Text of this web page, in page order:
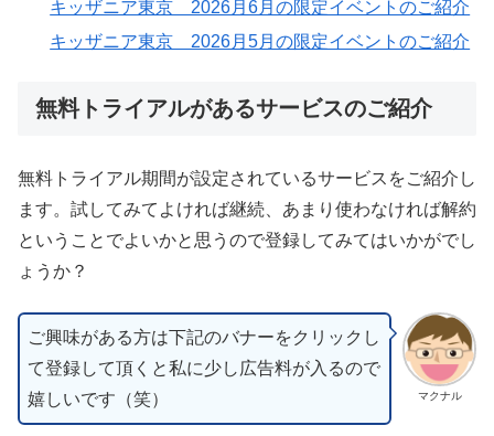
キッザニア東京 2026月6月の限定イベントのご紹介
キッザニア東京 2026月5月の限定イベントのご紹介
無料トライアルがあるサービスのご紹介
無料トライアル期間が設定されているサービスをご紹介し
ます。試してみてよければ継続、あまり使わなければ解約
ということでよいかと思うので登録してみてはいかがでし
ょうか？
マクナル
ご興味がある方は下記のバナーをクリックし
て登録して頂くと私に少し広告料が入るので
嬉しいです（笑）